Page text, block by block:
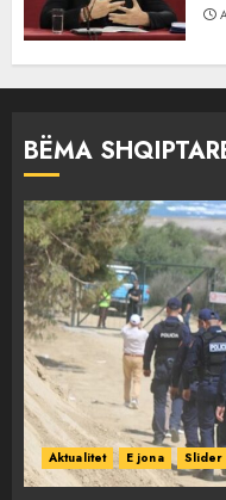
BËMA
Aktualitet E jona Slider